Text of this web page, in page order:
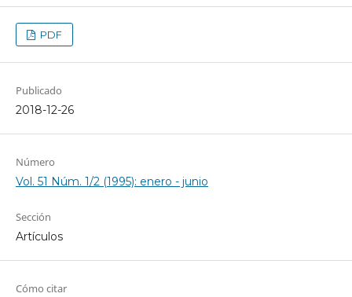
PDF
Publicado
2018-12-26
Número
Vol. 51 Núm. 1/2 (1995): enero - junio
Sección
Artículos
Cómo citar